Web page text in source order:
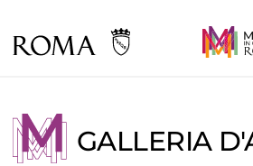
GALLERIA